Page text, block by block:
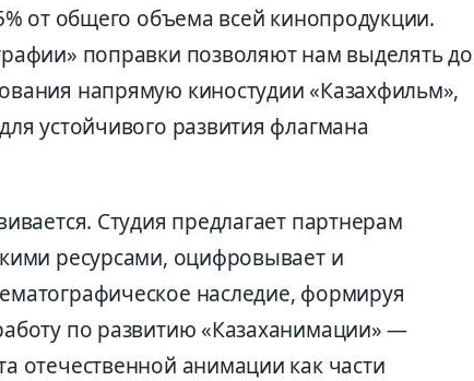
от общего объема всей кинопродукции.
поправки позволяют нам выделять до
напрямую киностудии «Казахфильм»,
устойчивого развития флагмана
Студия предлагает партнерам
ресурсами, оцифровывает и
наследие, формируя
по развитию «Казаханимации» —
отечественной анимации как части